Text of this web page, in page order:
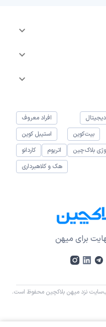
افراد معروف
بیت‌کوین
استیبل کوین
بلاک‌چین اتریوم
کاردانو
هک و کلاهبرداری
برای میهن